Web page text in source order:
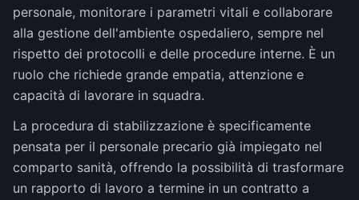
personale, monitorare i parametri vitali e collaborare
alla gestione dell'ambiente ospedaliero, sempre nel
rispetto dei protocolli e delle procedure interne. È un
ruolo che richiede grande empatia, attenzione e
capacità di lavorare in squadra.
La procedura di stabilizzazione è specificamente
pensata per il personale precario già impiegato nel
comparto sanità, offrendo la possibilità di trasformare
un rapporto di lavoro a termine in un contratto a